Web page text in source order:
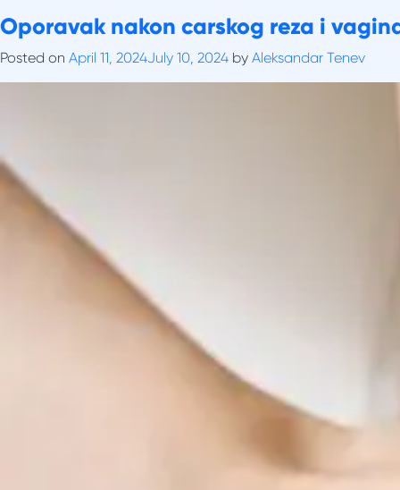
to
content
Tag:oporavak od poroda
Oporavak nakon carskog reza i
Posted on April 11, 2024July 10, 2024 by Aleksandar Tenev